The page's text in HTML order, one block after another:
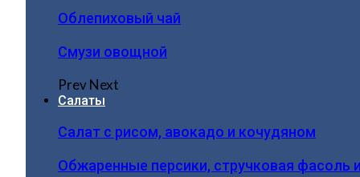
Облепиховый чай
Смузи овощной
PrevNext
Салаты
Салат с рисом, авокадо и кочудяном
Обжаренные персики, стручковая фасоль